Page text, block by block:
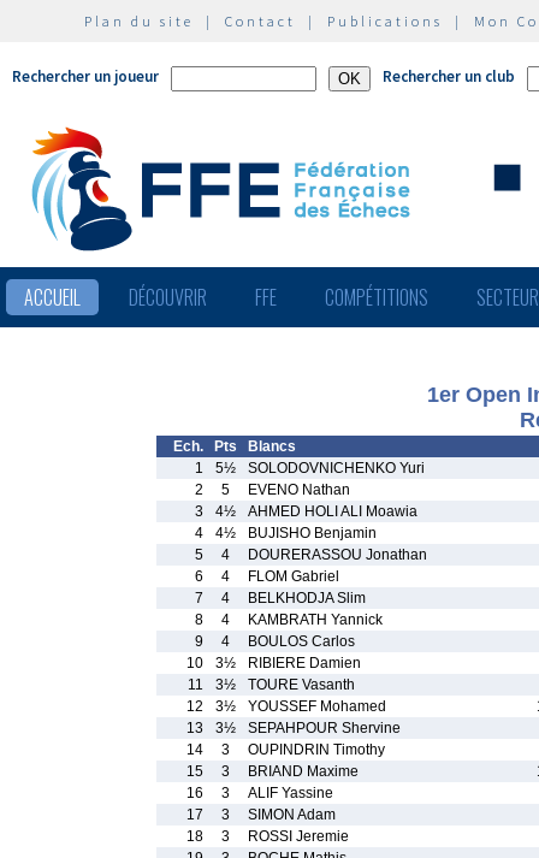
Plan du site | Contact | Publications | Mon
Rechercher un joueur Rechercher un club
ACCUEIL DÉCOUVRIR FFE COMPÉTITIONS
1er Open
Ech. Pts
Blancs
1
5½
SOLODOVNICHENKO Yuri
2
5
EVENO Nathan
3
4½
AHMED HOLI ALI Moawia
4
4½
BUJISHO Benjamin
5
4
DOURERASSOU Jonathan
6
4
FLOM Gabriel
7
4
BELKHODJA Slim
8
4
KAMBRATH Yannick
9
4
BOULOS Carlos
10
3½
RIBIERE Damien
11
3½
TOURE Vasanth
12
3½ YOUSSEF Mohamed
13
3½
SEPAHPOUR Shervine
14
3
OUPINDRIN Timothy
15
3 BRIAND Maxime
16
3
ALIF Yassine
17
3
SIMON Adam
18
3
ROSSI Jeremie